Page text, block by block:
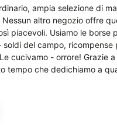
ampia selezione di
Nessun altro negozio offre
piacevoli. Usiamo le borse
soldi del campo, ricompense
cucivamo - orrore! Grazie a
tempo che dedichiamo a